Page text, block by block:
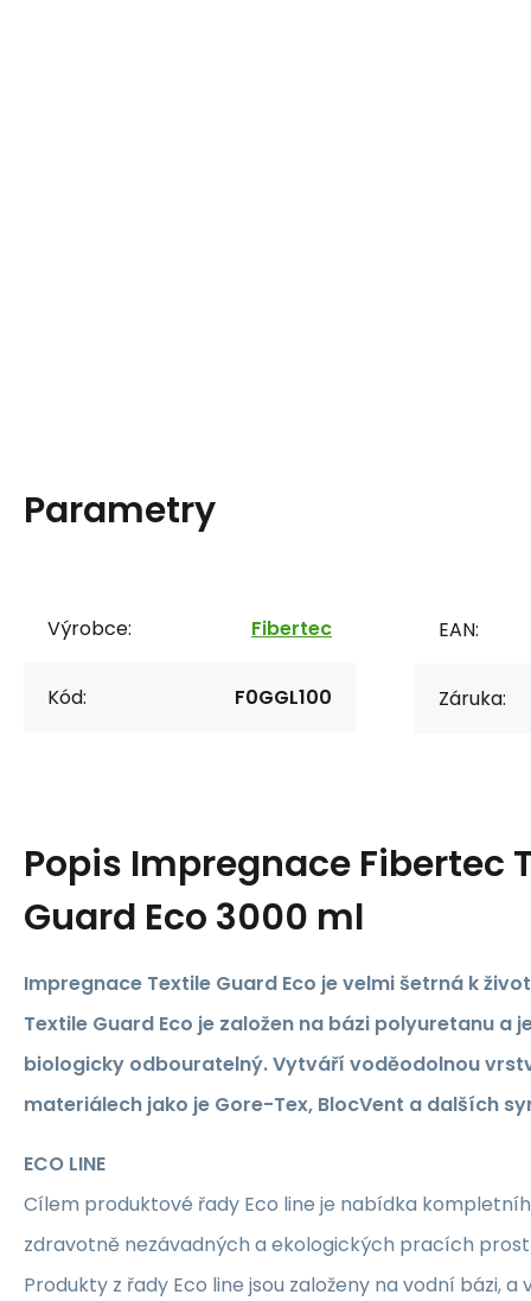
Parametry
Výrobce: Fibertec
Kód: F0GGL100
EAN:
Záruka:
Popis Impregnace Fibertec
Guard Eco 3000 ml
Impregnace Textile Guard Eco je velmi šetrná k
Textile Guard Eco je založen na bázi polyuretanu a
biologicky odbouratelný. Vytváří voděodolnou
materiálech jako je Gore-Tex, BlocVent a dalších
ECO LINE
Cílem produktové řady Eco line je nabídka
zdravotně nezávadných a ekologických pracích
Produkty z řady Eco line jsou založeny na vodní bázi, a